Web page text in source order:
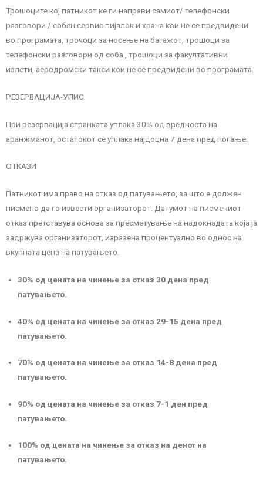
Трошоците кој патникот ке ги направи самиот/ телефонски
разговори / собен сервис пијалок и храна кои не се предвидени
во програмата, трочоци за носење на багажот, трошоци за
телефонски разговори од соба , трошоци за факултативни
излети, аеродромски такси кои не се предвидени во програмата.
РЕЗЕРВАЦИЈА-УПИС
При резервација странката уплака 30% од вредноста на
аранжманот, остатокот се уплака најдоцна 7 дена пред погање.
ОТКАЗИ
Патникот има право на отказ од патувањето, за што е должен
писмено да го извести организаторот. Датумот на писмениот
отказ претставува основа за пресметување на надокнадата која ја
задржува организаторот, изразена процентуално во однос на
вкупната цена на патувањето.
30% од цената на чинење за отказ 30 дена пред
патувањето.
40% од цената на чинење за отказ 29-15 дена пред
патувањето.
70% од цената на чинење за отказ 14-8 дена пред
патувањето.
90% од цената на чинење за отказ 7-1 ден пред
патувањето.
100% од цената на чинење за отказ на денот на
патувањето.